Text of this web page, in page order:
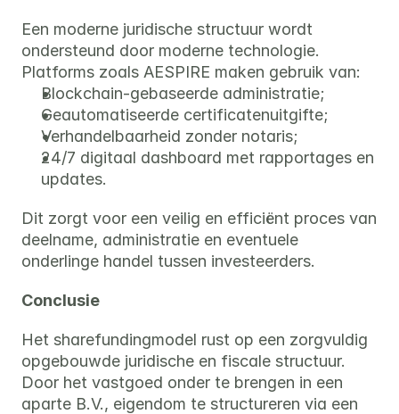
Een moderne juridische structuur wordt
ondersteund door moderne technologie.
Platforms zoals AESPIRE maken gebruik van:
Blockchain-gebaseerde administratie;
Geautomatiseerde certificatenuitgifte;
Verhandelbaarheid zonder notaris;
24/7 digitaal dashboard met rapportages en
updates.
Dit zorgt voor een veilig en efficiënt proces van
deelname, administratie en eventuele
onderlinge handel tussen investeerders.
Conclusie
Het sharefundingmodel rust op een zorgvuldig
opgebouwde juridische en fiscale structuur.
Door het vastgoed onder te brengen in een
aparte B.V., eigendom te structureren via een